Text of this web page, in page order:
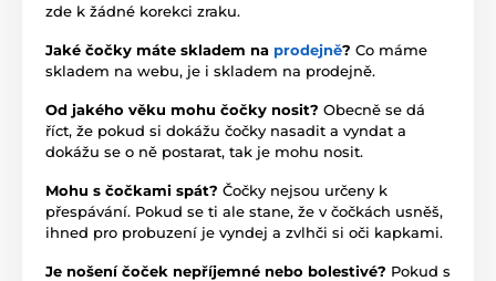
zde k žádné korekci zraku.
Jaké čočky máte skladem na prodejně? Co máme
skladem na webu, je i skladem na prodejně.
Od jakého věku mohu čočky nosit? Obecně se dá
říct, že pokud si dokážu čočky nasadit a vyndat a
dokážu se o ně postarat, tak je mohu nosit.
Mohu s čočkami spát? Čočky nejsou určeny k
přespávání. Pokud se ti ale stane, že v čočkách usněš,
ihned pro probuzení je vyndej a zvlhči si oči kapkami.
Je nošení čoček nepříjemné nebo bolestivé? Pokud s